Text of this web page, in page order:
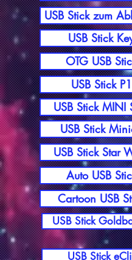
USB Stick zum
USB Stick
OTG USB
USB Stick P1
USB Stick MINI
USB Stick
USB Stick Star
Auto USB
Cartoon USB
USB Stick
USB Stick